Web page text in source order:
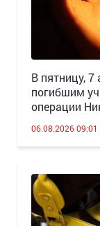
В пятницу, 7
погибшим
операции
06.08.2026 09:01